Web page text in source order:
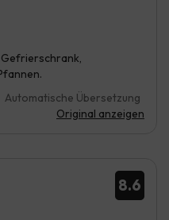
Gefrierschrank,
Automatische Übersetzung
Original anzeigen
8.6